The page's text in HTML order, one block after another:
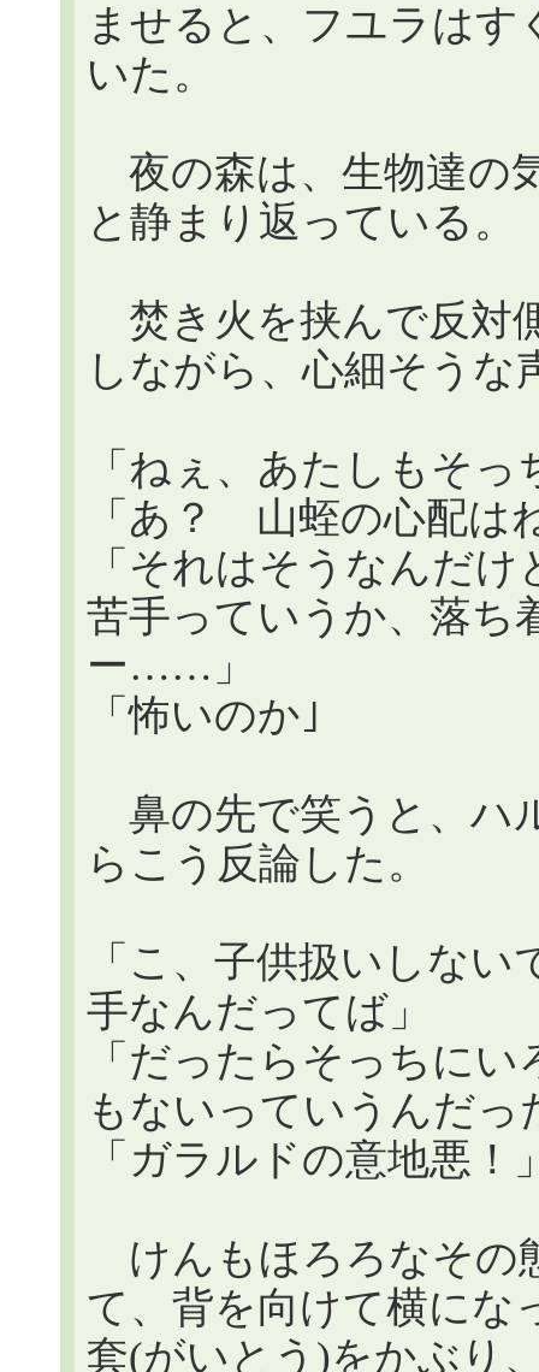
ませると、フユラは
いた。
夜の森は、生物達の
と静まり返っている。
焚き火を挟んで反対
しながら、心細そうな
「ねぇ、あたしもそ
「あ？ 山蛭の心配は
「それはそうなんだ
苦手っていうか、落ち
ー……」
「怖いのか｣
鼻の先で笑うと、ハ
らこう反論した。
「こ、子供扱いしな
手なんだってば」
「だったらそっちに
もないっていうんだっ
「ガラルドの意地悪！
けんもほろろなその
て、背を向けて横にな
套(がいとう)をかぶり